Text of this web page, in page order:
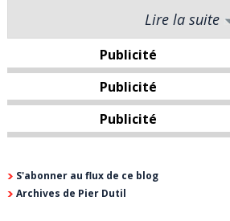
Né à St-Georges, j’ai complété
des études universitaires en
sciences politiques à
l’Université Laval. À titre
d’analyste politique j’ai
entrepris ma carrière
journaliste et rédacteur-en-
chef de divers hebdomadaires,
Lire la suite
Publicité
Publicité
Publicité
S'abonner au flux de ce blog
Archives de Pier Dutil